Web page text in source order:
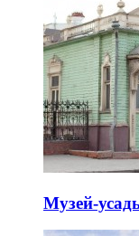
Музей-